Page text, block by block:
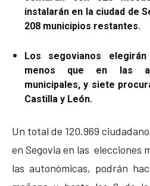
instalarán en la ciudad de
208 municipios restantes.
Los segovianos
menos que en las
municipales, y siete
Castilla y León.
Un total de 120.969
en Segovia en las elecciones
las autonómicas, podrán